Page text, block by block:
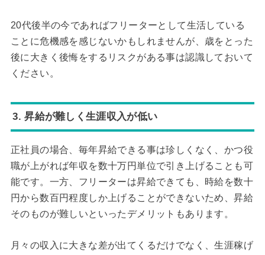
20代後半の今であればフリーターとして生活している
ことに危機感を感じないかもしれませんが、歳をとった
後に大きく後悔をするリスクがある事は認識しておいて
ください。
3. 昇給が難しく生涯収入が低い
正社員の場合、毎年昇給できる事は珍しくなく、かつ役
職が上がれば年収を数十万円単位で引き上げることも可
能です。一方、フリーターは昇給できても、時給を数十
円から数百円程度しか上げることができないため、昇給
そのものが難しいといったデメリットもあります。
月々の収入に大きな差が出てくるだけでなく、生涯稼げ